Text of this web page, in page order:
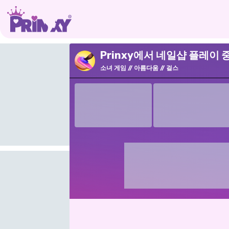
Prinxy에서 네일샵 플레이
소녀 게임 아름다움 걸스